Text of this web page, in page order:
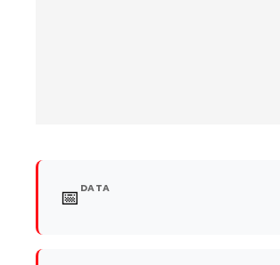
📅 DATA